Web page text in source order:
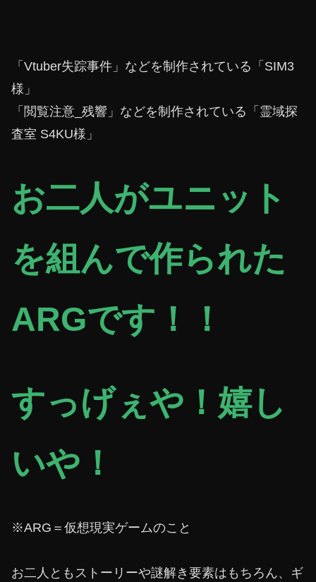
「Vtuber失踪事件」などを制作されている「SIM3
様」
「閲覧注意_残響」などを制作されている「霊域探
査室 S4KU様」
お二人がユニット
を組んで作られた
ARGです！！
すっげぇや！嬉し
いや！
※ARG＝仮想現実ゲームのこと
お二人ともストーリーや謎解き要素はもちろん、ギ